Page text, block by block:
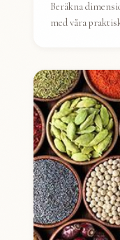
Beräkna
med våra